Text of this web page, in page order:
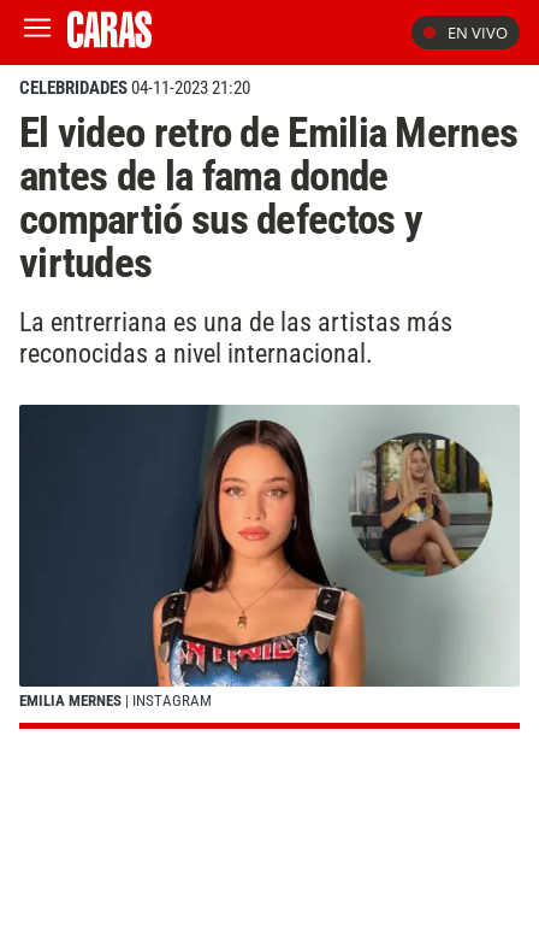
EN VIVO
CELEBRIDADES04-11-2023 21:20
El video retro de Emilia Mernes
antes de la fama donde
compartió sus defectos y
virtudes
La entrerriana es una de las artistas más
reconocidas a nivel internacional.
EMILIA MERNES | INSTAGRAM